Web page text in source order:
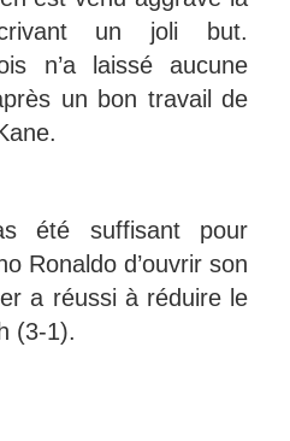
un joli but.
n’a laissé aucune
un bon travail de
été suffisant pour
Ronaldo d’ouvrir son
a réussi à réduire le
(3-1).